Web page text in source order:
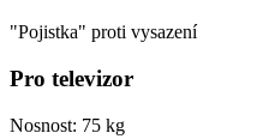
"Pojistka" proti vysazení
Pro televizor
Nosnost: 75 kg